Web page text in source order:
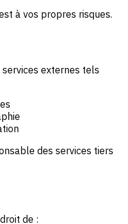
à vos propres risques.
externes tels
des services tiers
de :